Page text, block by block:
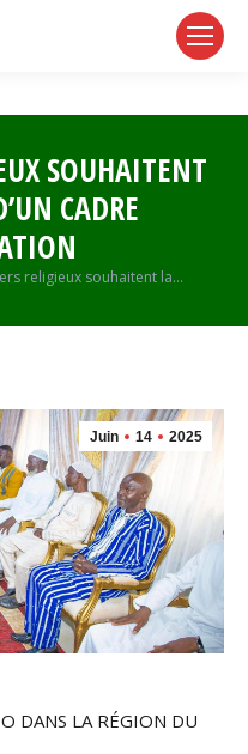
SOUHAITENT
CADRE
religieux souhaitent la…
Juin 14 2025
DANS LA RÉGION DU